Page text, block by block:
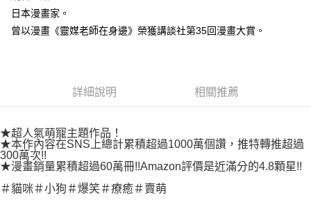
※ 請注意：結帳手續完成當下不需立刻繳費，但若您需要取消訂單，請聯絡
購買商品的店家。未經商家同意取消之訂單仍視為有效，需透過AFTEE先享
後付繳納相關費用。
權轉讓予恩沛科技股份有限公司。
２．關於個人資料處理事宜，請瀏覽以下網址：
https://aftee.tw/terms/#terms3
３．未成年的使用者請事先徵得法定代理人或監護人之同意方可使用
「AFTEE先享後付」，若未經同意申辦者引起之損失，本公司不負相關責
每筆NT$80，滿NT$500(含以上)免運費
付款後7-11取貨
每筆NT$80，滿NT$500(含以上)免運費
宅配
日本漫畫家。
曾以漫畫《靈媒老師在身邊》榮獲講談社第35回漫畫大賞。
詳細說明 相關推薦
★超人氣萌寵主題作品！
★本作內容在SNS上總計累積超過1000萬個讚，推特轉推超過
300萬次!!
★漫畫銷量累積超過60萬冊!!Amazon評價是近滿分的4.8顆星!!
＃貓咪＃小狗＃爆笑＃療癒＃賣萌